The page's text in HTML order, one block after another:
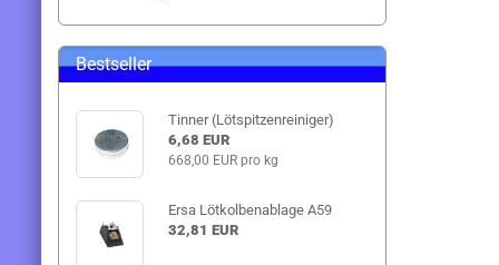
Bestseller
Tinner (Lötspitzenreiniger)
6,68 EUR
668,00 EUR pro kg
Ersa Lötkolbenablage A59
32,81 EUR